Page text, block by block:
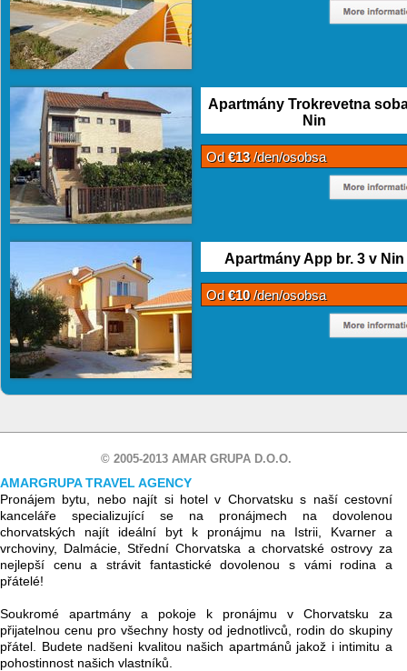
Apartmány Trokrevetna
Nin
Od€13/den/osobsa
Apartmány App br. 3 v Nin
Od€10/den/osobsa
© 2005-2013 AMAR GRUPA D.O.O.
AMARGRUPA TRAVEL AGENCY
Pronájem bytu, nebo najít si hotel v Chorvatsku s naší cestovní
kanceláře specializující se na pronájmech na dovolenou
chorvatských najít ideální byt k pronájmu na Istrii, Kvarner a
vrchoviny, Dalmácie, Střední Chorvatska a chorvatské ostrovy za
nejlepší cenu a strávit fantastické dovolenou s vámi rodina a
přátelé!
Soukromé apartmány a pokoje k pronájmu v Chorvatsku za
přijatelnou cenu pro všechny hosty od jednotlivců, rodin do skupiny
přátel. Budete nadšeni kvalitou našich apartmánů jakož i intimitu a
pohostinnost našich vlastníků.